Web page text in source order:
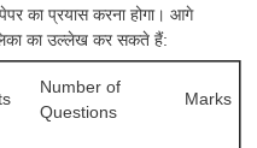
का प्रयास करना होगा। आगे
का उल्लेख कर सकते हैं:
Number of
Questions
Marks